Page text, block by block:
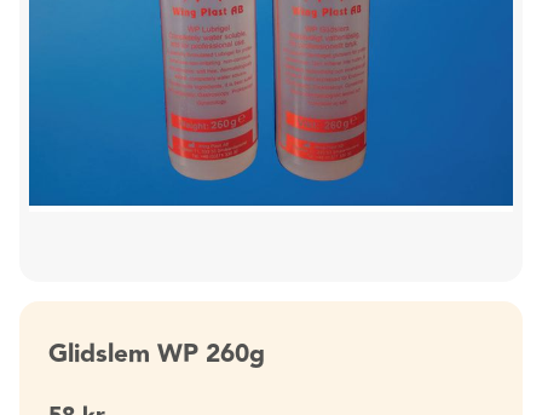
Glidslem WP 260g